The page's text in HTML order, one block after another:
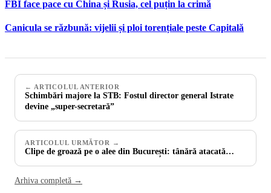
FBI face pace cu China și Rusia, cel puțin la crimă
Canicula se răzbună: vijelii și ploi torențiale peste Capitală
← ARTICOLUL ANTERIOR
Schimbări majore la STB: Fostul director general Istrate
devine „super-secretară”
ARTICOLUL URMĂTOR →
Clipe de groază pe o alee din București: tânără atacată…
Arhiva completă →